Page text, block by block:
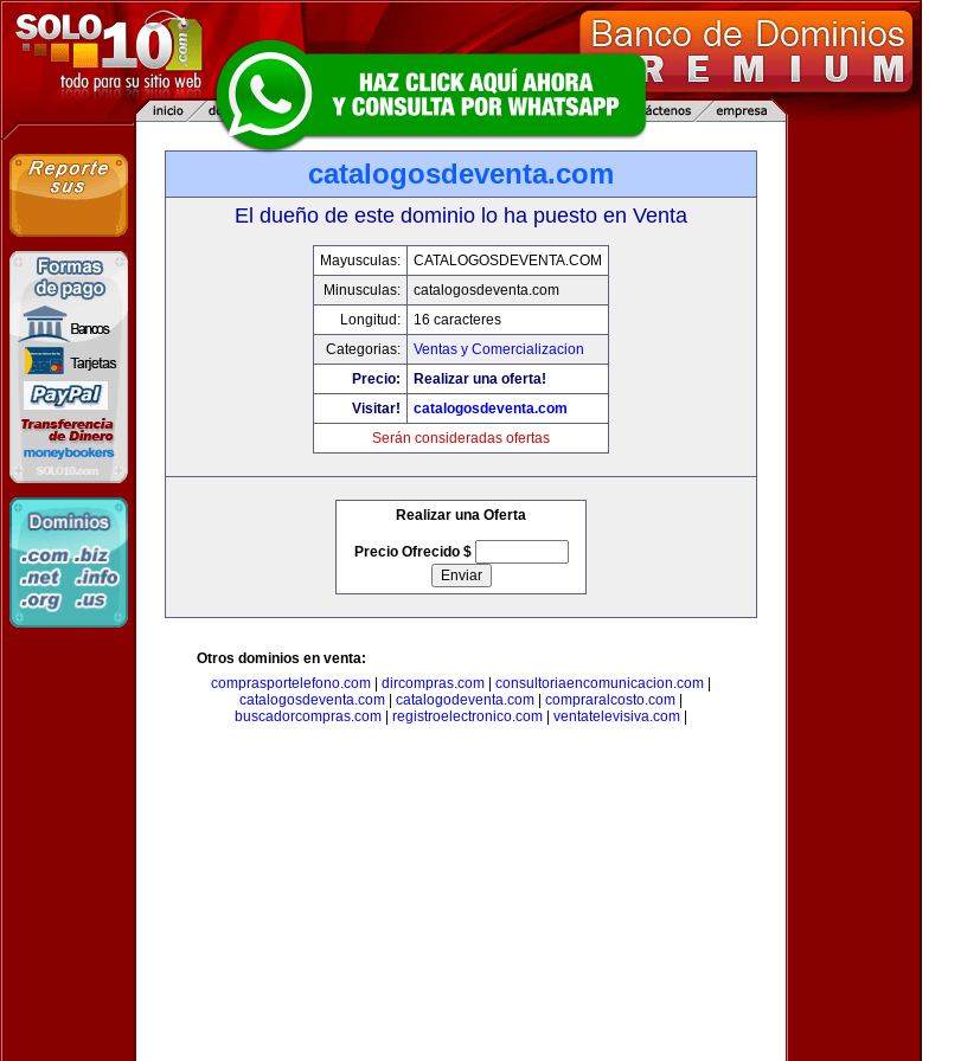
catalogosdeventa.com
El dueño de este dominio lo ha puesto en Venta
Mayusculas:
CATALOGOSDEVENTA.COM
Minusculas:
catalogosdeventa.com
Longitud:
16 caracteres
Categorias:
Ventas y Comercializacion
Precio:
Realizar una oferta!
Visitar!
catalogosdeventa.com
Serán consideradas ofertas
Realizar una Oferta
Precio Ofrecido $
Otros dominios en venta:
comprasportelefono.com
dircompras.com consultoriaencomunicacion.com
catalogosdeventa.com
catalogodeventa.com compraralcosto.com
buscadorcompras.com
registroelectronico.com ventatelevisiva.com